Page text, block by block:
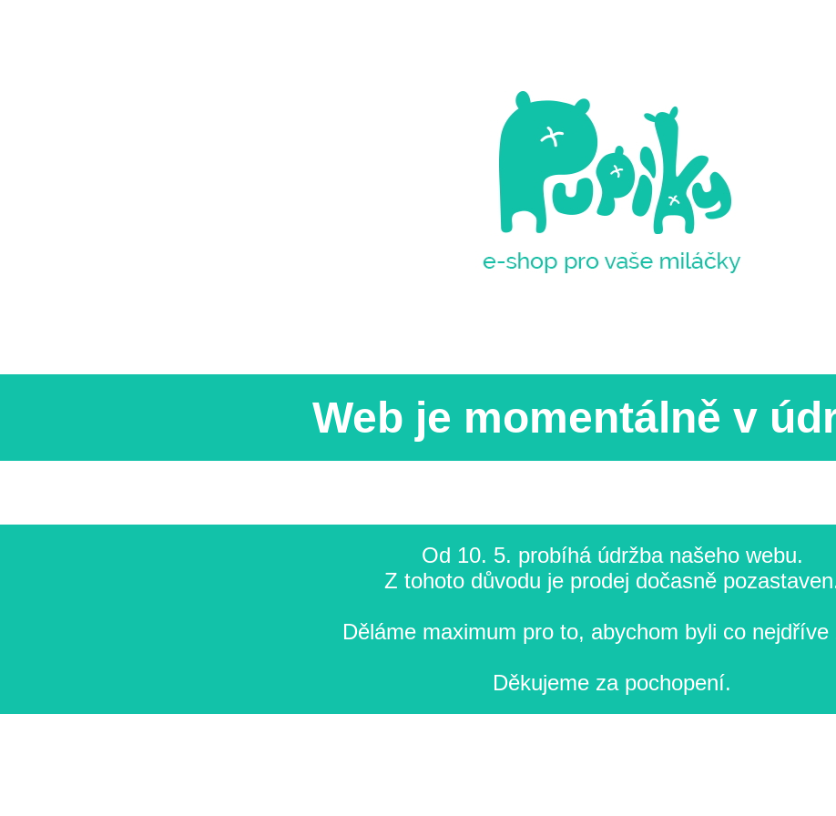
Web je momentálně v
Od 10. 5. probíhá údržba našeho webu.
Z tohoto důvodu je prodej dočasně
Děláme maximum pro to, abychom byli co nejdříve
Děkujeme za pochopení.